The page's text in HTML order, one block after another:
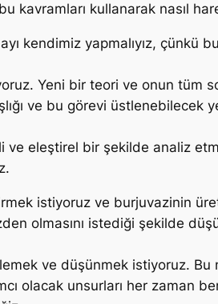
kavramları kullanarak nasıl
kendimiz yapmalıyız, çünkü
Yeni bir teori ve onun tüm
ve bu görevi üstlenebilecek
eleştirel bir şekilde analiz
istiyoruz ve burjuvazinin
olmasını istediği şekilde
ve düşünmek istiyoruz. Bu
olacak unsurları her